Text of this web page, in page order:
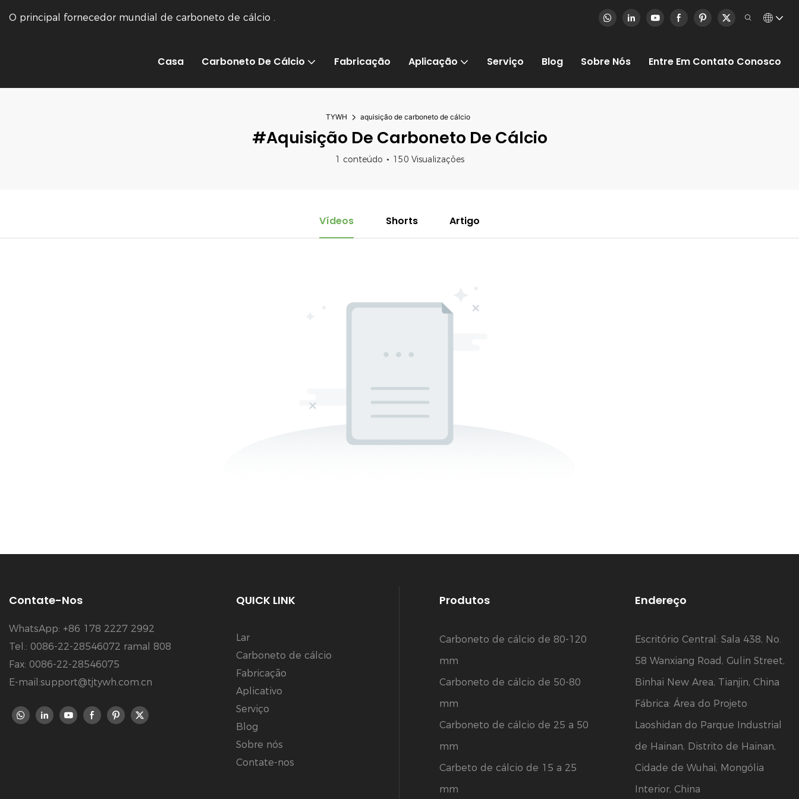
O principal fornecedor mundial de carboneto de cálcio .
Casa Carboneto De Cálcio Fabricação Aplicação Serviço Blog Sobre Nós Entre Em Contato Conosco
TYWH aquisição de carboneto de cálcio
#aquisição De Carboneto De Cálcio
1 conteúdo 150 Visualizações
Vídeos Shorts Artigo
Contate-Nos
WhatsApp: +86 178 2227 2992
Tel.: 0086-22-28546072 ramal 808
Fax: 0086-22-28546075
E-mail:support@tjtywh.com.cn
QUICK LINK
Lar
Carboneto de cálcio
Fabricação
Aplicativo
Serviço
Blog
Sobre nós
Contate-nos
Produtos
Carboneto de cálcio de 80-120
mm
Carboneto de cálcio de 50-80
mm
Carboneto de cálcio de 25 a 50
mm
Carbeto de cálcio de 15 a 25
mm
Endereço
Escritório Central: Sala 438, No.
58 Wanxiang Road, Gulin Street,
Binhai New Area, Tianjin, China
Fábrica: Área do Projeto
Laoshidan do Parque Industrial
de Hainan, Distrito de Hainan,
Cidade de Wuhai, Mongólia
Interior, China